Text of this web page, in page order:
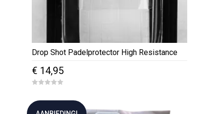
Drop Shot Padelprotector High Resistance
€ 14,95
u